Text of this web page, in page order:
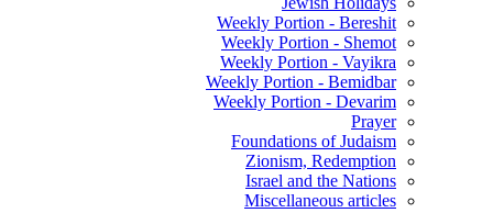
Weekly Portion - Bereshit
Weekly Portion - Shemot
Weekly Portion - Vayikra
Weekly Portion - Bemidbar
Weekly Portion - Devarim
Prayer
Foundations of Judaism
Zionism, Redemption
Israel and the Nations
Miscellaneous articles